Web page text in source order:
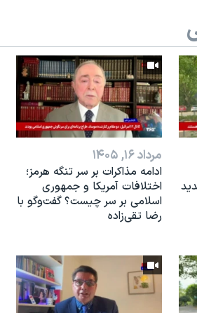
Auto
240p
720p
مرداد ۱۶, ۱۴۰۵
ادامه مذاکرات بر سر تنگه هرمز؛
اختلافات آمریکا و جمهوری
اسلامی بر سر چیست؟ گفت‌وگو با
رضا تقی‌زاده